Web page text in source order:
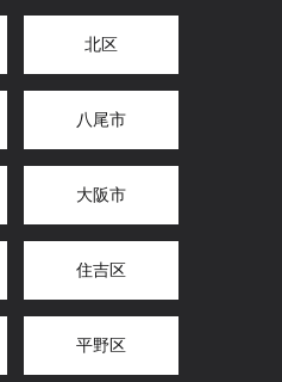
北区
八尾市
大阪市
住吉区
平野区